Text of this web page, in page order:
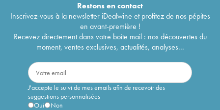
Restons encontact
Inscrivez-vous à la newsletter iDealwine et profitez de nos pépites
en avant-première !
Recevez directement dans votre boîte mail : nos découvertes du
moment, ventes exclusives, actualités, analyses...
J'accepte le suivi de mes emails afin de recevoir des
suggestions personnalisées
Oui
Non